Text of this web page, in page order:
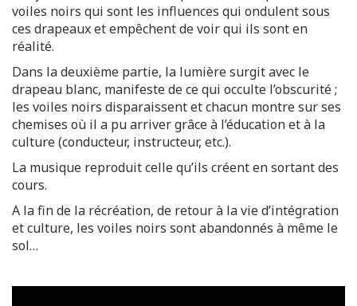
voiles noirs qui sont les influences qui ondulent sous
ces drapeaux et empêchent de voir qui ils sont en
réalité.
Dans la deuxième partie, la lumière surgit avec le
drapeau blanc, manifeste de ce qui occulte l’obscurité ;
les voiles noirs disparaissent et chacun montre sur ses
chemises où il a pu arriver grâce à l’éducation et à la
culture (conducteur, instructeur, etc.).
La musique reproduit celle qu’ils créent en sortant des
cours.
A la fin de la récréation, de retour à la vie d’intégration
et culture, les voiles noirs sont abandonnés à même le
sol…